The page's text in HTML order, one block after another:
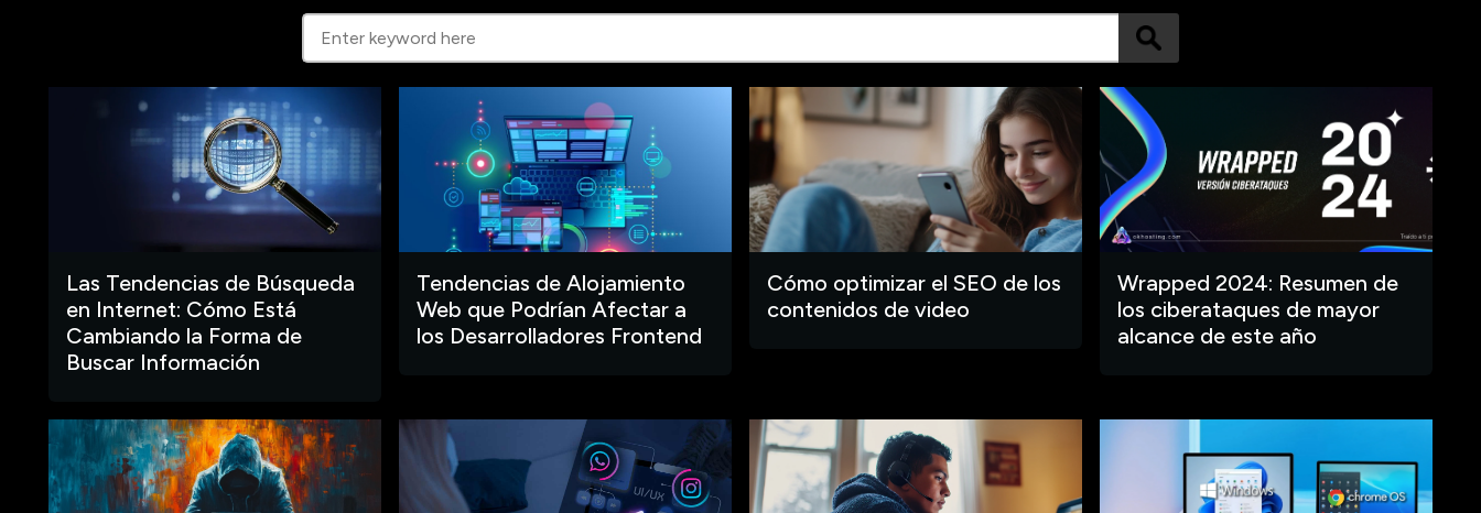
Las Tendencias de Búsqueda
en Internet: Cómo Está
Cambiando la Forma de
Buscar Información
Tendencias de Alojamiento
Web que Podrían Afectar a
los Desarrolladores Frontend
Cómo optimizar el SEO de los
contenidos de video
Wrapped 2024: Resumen de
los ciberataques de mayor
alcance de este año